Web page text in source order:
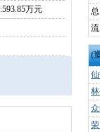
万元
总
流
(